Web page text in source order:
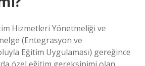
Hizmetleri Yönetmeliği ve
(Entegrasyon ve
Eğitim Uygulaması) gereğince